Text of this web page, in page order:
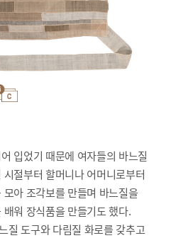
입었기 때문에 여자들의 바느질
절부터 할머니나 어머니로부터
아 조각보를 만들며 바느질을
워 장식품을 만들기도 했다.
질 도구와 다림질 화로를 갖추고